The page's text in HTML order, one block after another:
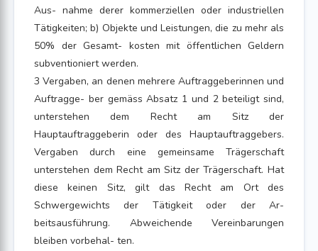
Aus- nahme derer kommerziellen oder industriellen
Tätigkeiten; b) Objekte und Leistungen, die zu mehr als
50% der Gesamt- kosten mit öffentlichen Geldern
subventioniert werden.
3 Vergaben, an denen mehrere Auftraggeberinnen und
Auftragge- ber gemäss Absatz 1 und 2 beteiligt sind,
unterstehen dem Recht am Sitz der
Hauptauftraggeberin oder des Hauptauftraggebers.
Vergaben durch eine gemeinsame Trägerschaft
unterstehen dem Recht am Sitz der Trägerschaft. Hat
diese keinen Sitz, gilt das Recht am Ort des
Schwergewichts der Tätigkeit oder der Ar-
beitsausführung. Abweichende Vereinbarungen
bleiben vorbehal- ten.